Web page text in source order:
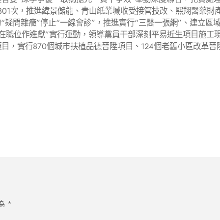
次，推進緯景儲能、青山紙業堿收受接管技改、熙翔醫藥
疑問雜癥”停止“一線會診”，推進實行“三醫一張網”、建立區
位作進獻”實行運動，領導黨員干部深刻平易近生項目施工
，實行870個城市扶植品德晉陞項目、124個老舊小區改革
*